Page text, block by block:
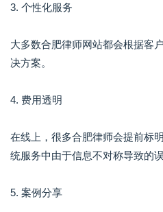
3. 个性化服务
大多数合肥律师网站都会根据客
决方案。
4. 费用透明
在线上，很多合肥律师会提前标
统服务中由于信息不对称导致的误
5. 案例分享